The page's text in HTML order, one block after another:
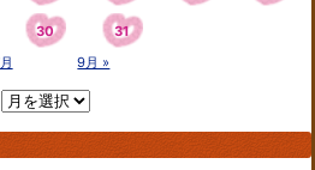
30
31
9月 »